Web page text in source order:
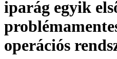
iparág egyik
operációs